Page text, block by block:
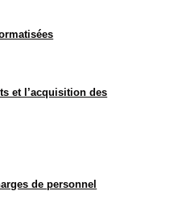
et l’acquisition des
de personnel